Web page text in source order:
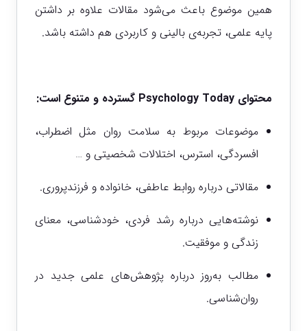
همین موضوع باعث می‌شود مقالات علاوه بر داشتن
پایه علمی، تجربه‌ی بالینی و کاربردی هم داشته باشد.
محتوای Psychology Today گسترده و متنوع است:
موضوعات مربوط به سلامت روان مثل اضطراب،
افسردگی، استرس، اختلالات شخصیتی و …
مقالاتی درباره روابط عاطفی، خانواده و فرزندپروری.
نوشته‌هایی درباره رشد فردی، خودشناسی، معنای
زندگی و موفقیت.
مطالب به‌روز درباره پژوهش‌های علمی جدید در
روان‌شناسی.